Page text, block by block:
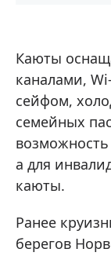
Каюты
каналами,
сейфом,
семейных
а для
каюты.
Ранее
берегов